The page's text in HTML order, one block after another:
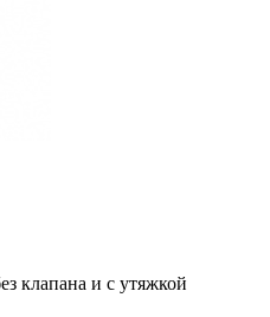
клапана и с утяжкой